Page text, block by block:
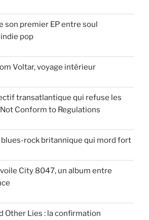
son premier EP entre soul
pop
Voltar, voyage intérieur
transatlantique qui refuse les
Conform to Regulations
blues-rock britannique qui mord fort
City 8047, un album entre
Other Lies : la confirmation